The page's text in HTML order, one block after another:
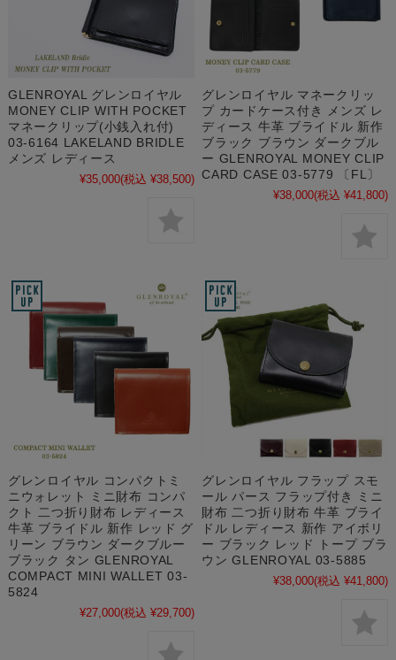
GLENROYAL グレンロイヤル
MONEY CLIP WITH POCKET
マネークリップ(小銭入れ付)
03-6164 LAKELAND BRIDLE
メンズ レディース
¥35,000(税込 ¥38,500)
グレンロイヤル マネークリッ
プ カードケース付き メンズ レ
ディース 牛革 ブライドル 新作
ブラック ブラウン ダークブル
ー GLENROYAL MONEY CLIP
CARD CASE 03-5779 〔FL〕
¥38,000(税込 ¥41,800)
グレンロイヤル コンパクトミ
ニウォレット ミニ財布 コンパ
クト 二つ折り財布 レディース
牛革 ブライドル 新作 レッド グ
リーン ブラウン ダークブルー
ブラック タン GLENROYAL
COMPACT MINI WALLET 03-
5824
¥27,000(税込 ¥29,700)
グレンロイヤル フラップ スモ
ール パース フラップ付き ミニ
財布 二つ折り財布 牛革 ブライ
ドル レディース 新作 アイボリ
ー ブラック レッド トープ ブラ
ウン GLENROYAL 03-5885
¥38,000(税込 ¥41,800)